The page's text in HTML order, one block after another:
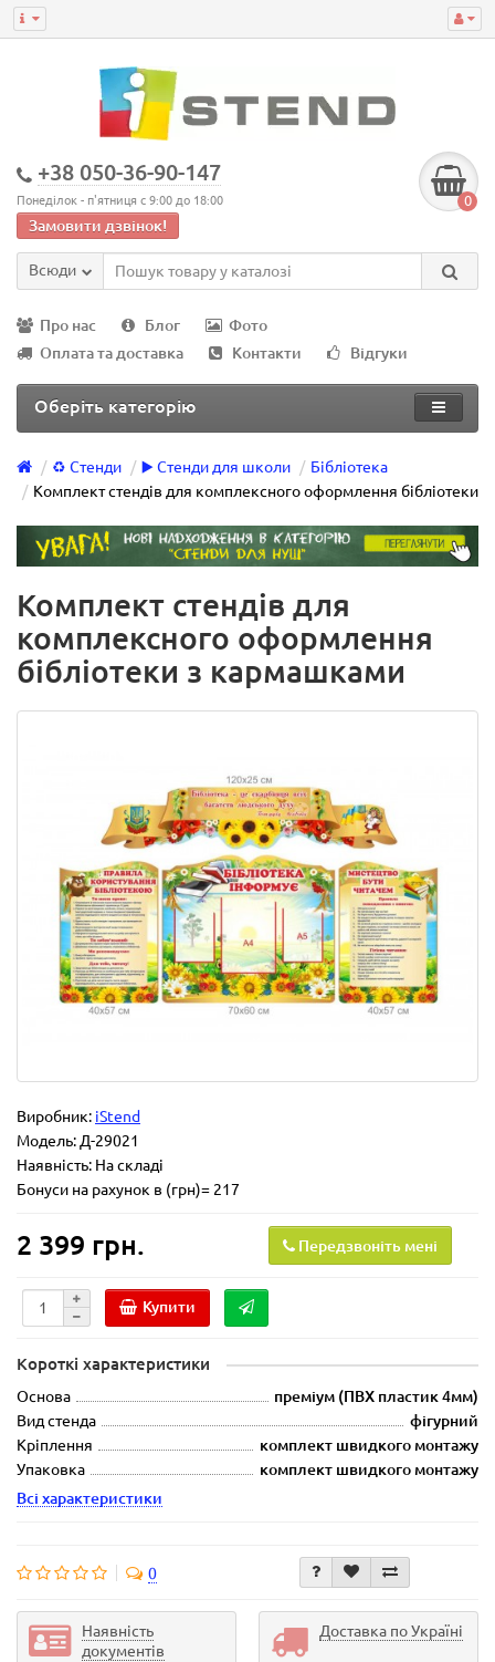
+38 050-36-90-147
Понеділок - п'ятниця с 9:00 до 18:00
Замовити дзвінок!
0
Всюди
Про нас Блог
Фото
Оплата та доставка
Контакти Відгуки
Оберіть категорію
♻️ Стенди ▶️ Стенди для школи
Бібліотека
Комплект стендів для комплексного оформлення бібліотеки
Комплект стендів для
комплексного оформлення
бібліотеки з кармашками
Виробник: iStend
Модель:Д-29021
Наявність: На складі
Бонуси на рахунок в (грн)= 217
2 399 грн. Передзвоніть мені
Купити
Короткі характеристики
Основа
преміум (ПВХ пластик 4мм)
Вид стенда
фігурний
Кріплення
комплект швидкого монтажу
Упаковка
комплект швидкого монтажу
Всі характеристики
0
Наявність
документів
Доставка по Україні